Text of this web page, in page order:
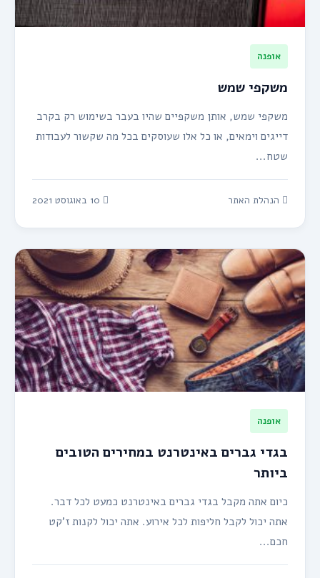
אופנה
משקפי שמש
משקפי שמש, אותן משקפיים שהיו בעבר בשימוש רק בקרב
דייגים וימאים, או כל אלו שעוסקים בכל מה שקשור לעבודות
שטח...
הנהלת האתר
אופנה
בגדי גברים באינטרנט במחירים הטובים
ביותר
כיום אתה מקבל בגדי גברים באינטרנט כמעט לכל דבר.
אתה יכול לקבל חליפות לכל אירוע. אתה יכול לקנות ז’קט
חכם...